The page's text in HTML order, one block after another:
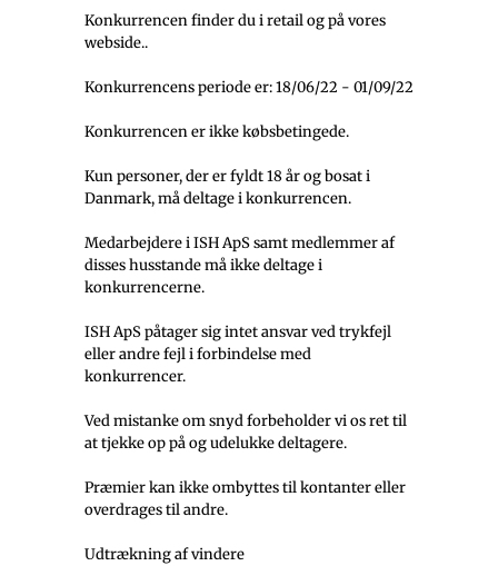
Konkurrencen finder du i retail og på vores
webside..
Konkurrencens periode er: 18/06/22 - 01/09/22
Konkurrencen er ikke købsbetingede.
Kun personer, der er fyldt 18 år og bosat i
Danmark, må deltage i konkurrencen.
Medarbejdere i ISH ApS samt medlemmer af
disses husstande må ikke deltage i
konkurrencerne.
ISH ApS påtager sig intet ansvar ved trykfejl
eller andre fejl i forbindelse med
konkurrencer.
Ved mistanke om snyd forbeholder vi os ret til
at tjekke op på og udelukke deltagere.
Præmier kan ikke ombyttes til kontanter eller
overdrages til andre.
Udtrækning af vindere